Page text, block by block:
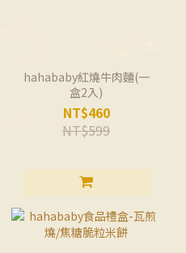
hahababy紅燒牛肉麵(一
盒2入)
NT$460
NT$599